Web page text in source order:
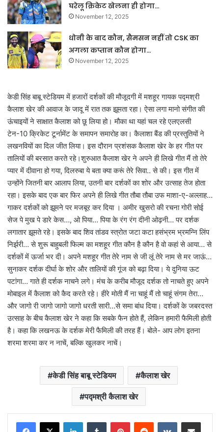
घरेलू क्रिकेट खेलना ही होगा…
November 12, 2025
धोनी के बाद कौन, सैमसन नहीं तो CSK का
अगला कप्तान कौन होगा…
November 12, 2025
केडी सिंह बाबू स्टेडियम में हजारों दर्शकों की मौजूदगी में मशहूर गायक पद्मश्री
कैलाश खेर की आवाज के जादू में रात तक झूमता रहा। ऐसा लगा मानो संगीत की
ऊंचाइयों ने साक्षात कैलाश को छू लिया हो। मौका था यहां चल रहे एलएलसी
टेन-10 क्रिकेट टूर्नामेंट के समापन समारोह का। कैलाशा बैंड की प्रस्तुतियों ने
लखनवियों का दिल जीत लिया। इस दौरान प्रशंसक कैलाश खेर के हर गीत पर
तालियों की बरसात करते रहे।शुरुआत कैलाश खेर ने अपने ही लिखे गीत मैं तो तेरे
प्यार में दीवाना हो गया, दिलरुबा ये बता क्या करूं तेरे सिवा.. से की। इस गीत में
उन्होंने जितनी बार आलाप लिया, उतनी बार दर्शकों का शोर और उत्साह तेज होता
रहा। इसके बाद एक बार फिर अपने ही लिखे गीत तौबा तौबा उफ माशा-ए-अल्लाह…
गाकर दर्शकों को झूमने पर मजबूर कर दिया । अमीर खुसरो की रचना गोरी सोई
सेज पे मुख पे डारे केस…, ओ पिया… पिया के रंग रंग दीनी ओढ़नी… पर दर्शक
लगातार झूमते रहे। इसके बाद शिव तांडव स्त्रोत जटा कटा हसंभ्रम भ्रमन्नि लिंप
निर्झरी… से शुरू बाहुबली फिल्म का मशहूर गीत कौन है कौन है वो कहां से आया… से
दर्शकों में ऊर्जा भर दी। अपने मशहूर गीत तेरे नाम से जी लूं तेरे नाम से मर जाऊं…
सुनाकर दर्शक दीर्घा के शोर और तालियों की गूंज को बढ़ा दिया। ये दुनिया ऊट
पटांगा… गाते ही दर्शक नाचने लगे। मंच के करीब मौजूद दर्शक तो नाचते हुए अपने
मोबाइल में कैलाश को कैद करते रहे। हीरे मोती मैं ना चाहूं मैं तो चाहूं संगम तेरा…
और जागो री जागो जागो जागो धरती सारी…से समा बांध दिया। दर्शकों के जबरदस्त
उत्साह के बीच कैलाश खेर ने कहा कि सबके फैन होते हैं, लेकिन हमारी फैमिली होती
है। कहा कि लखनऊ के दर्शक मेरी फैमिली की तरह हैं। बोले- आप लोग इतना
शरमा शरमा कर न नाचें, बल्कि खुलकर नाचें।
केडी सिंह बाबू स्टेडियम कैलाश खेर
पद्मश्री कैलाश खेर
LinkedInTumblr PinterestReddit VKontakteShare via Email